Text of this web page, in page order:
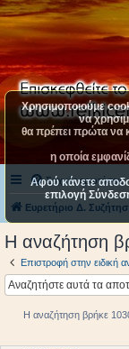
Συχνές ερωτήσεις
Ευρετήριο Δ.
Η αναζήτηση
Επιστροφή στην ειδική
Η αναζήτηση βρήκε
Χρησιμοποιούμε
να
θα πρέπει πρώτα να
η οποία
Αφού κάνετε
επιλογή